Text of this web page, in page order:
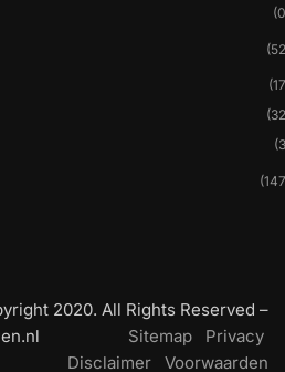
2020. All Rights Reserved –
Sitemap
Privacy
Disclaimer
Voorwaarden